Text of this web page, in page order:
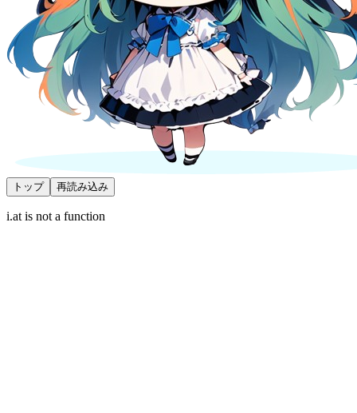
トップ 再読み込み
i.at is not a function